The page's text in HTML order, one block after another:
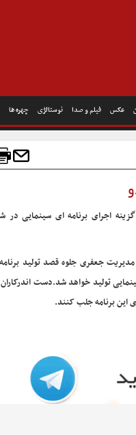
عکس فیلم و صدا نوستالژی چهره ها
اجرای برنامه ای سینمایی در
جعفری جلوه قصد تولید
تولید خواهد شد.دست
این برنامه جلب کنند.